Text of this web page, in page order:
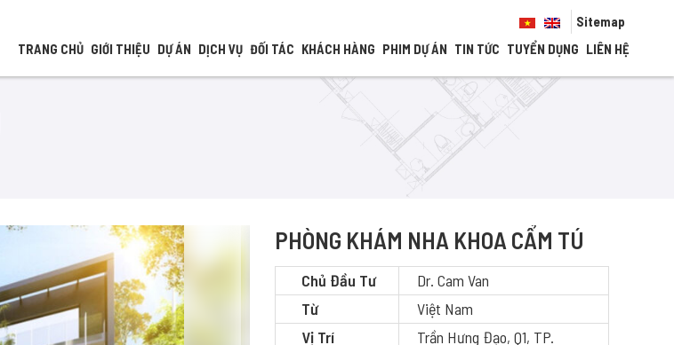
Sitemap
TRANG CHỦ GIỚI THIỆU DỰ ÁN DỊCH VỤ ĐỐI TÁC KHÁCH HÀNG PHIM DỰ ÁN TIN TỨC TUYỂN DỤNG LIÊN HỆ
PHÒNG KHÁM NHA KHOA CẨM TÚ
Chủ Đầu Tư
Dr. Cam Van
Từ
Việt Nam
Vị Trí
Trần Hưng Đạo, Q1, TP.